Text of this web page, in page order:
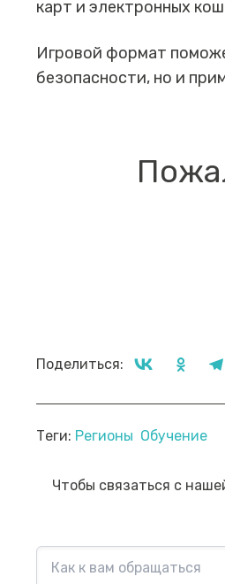
карт и электронных
Игровой формат
безопасности, но и
Поделиться:
Теги: Регионы Обучение
Чтобы связаться с
Финансовый блогер»